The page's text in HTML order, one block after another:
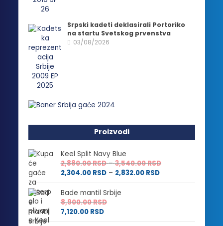
Srpski kadeti deklasirali Portoriko
na startu Svetskog prvenstva
03/08/2026
Proizvodi
Keel Split Navy Blue
2,880.00RSD – 3,540.00RSDRaspon
od
2,304.00 RSD – 2,832.00 RSDRaspon
cena:
2,832.00 RSD
Bade mantil Srbije
8,900.00RSD
7,120.00 RSD